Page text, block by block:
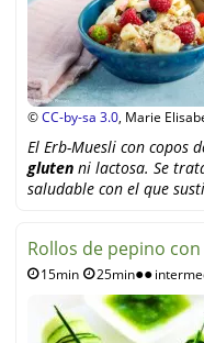
©CC-by-sa 3.0, Marie
El Erb-Muesli con copos
gluten ni lactosa. Se
saludable con el que
Rollos de pepino
menta
15min 25min